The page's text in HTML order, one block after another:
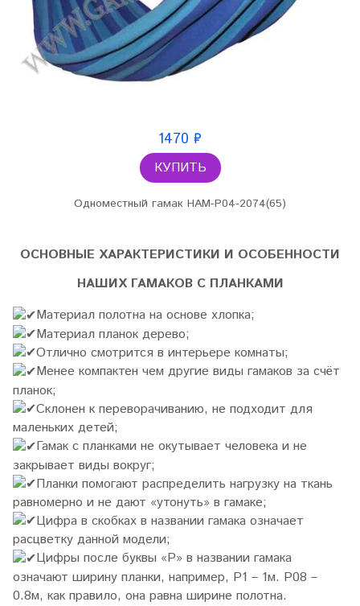
1470 ₽
КУПИТЬ
Одноместный гамак HAM-P04-2074(65)
ОСНОВНЫЕ ХАРАКТЕРИСТИКИ И ОСОБЕННОСТИ
НАШИХ ГАМАКОВ С ПЛАНКАМИ
Материал полотна на основе хлопка;
Материал планок дерево;
Отлично смотрится в интерьере комнаты;
Менее компактен чем другие виды гамаков за счёт
планок;
Склонен к переворачиванию, не подходит для
маленьких детей;
Гамак с планками не окутывает человека и не
закрывает виды вокруг;
Планки помогают распределить нагрузку на ткань
равномерно и не дают «утонуть» в гамаке;
Цифра в скобках в названии гамака означает
расцветку данной модели;
Цифры после буквы «P» в названии гамака
означают ширину планки, например, P1 – 1м. P08 –
0.8м, как правило, она равна ширине полотна.